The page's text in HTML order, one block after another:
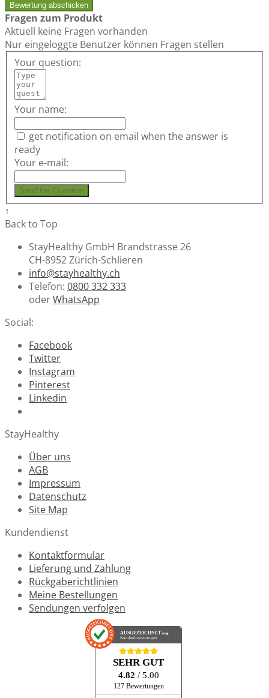
Bewertung abschicken
Fragen zum Produkt
Aktuell keine Fragen vorhanden
Nur eingeloggte Benutzer können Fragen stellen
Your question:
Your name:
get notification on email when the answer is
ready
Your e-mail:
Send the Question
↑
Back to Top
StayHealthy GmbH Brandstrasse 26
CH-8952 Zürich-Schlieren
info@stayhealthy.ch
Telefon: 0800 332 333
oderWhatsApp
Social:
Facebook
Twitter
Instagram
Pinterest
Linkedin
StayHealthy
Über uns
AGB
Impressum
Datenschutz
Site Map
Kundendienst
Kontaktformular
Lieferung und Zahlung
Rückgaberichtlinien
Meine Bestellungen
Sendungen verfolgen
AUSGEZEICHNET.org
Kundenbewertungen
SEHR GUT
4.82 / 5.00
127 Bewertungen